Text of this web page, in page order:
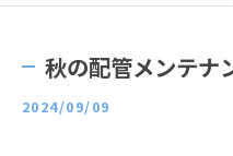
秋の配管メンテナ
2024/09/09